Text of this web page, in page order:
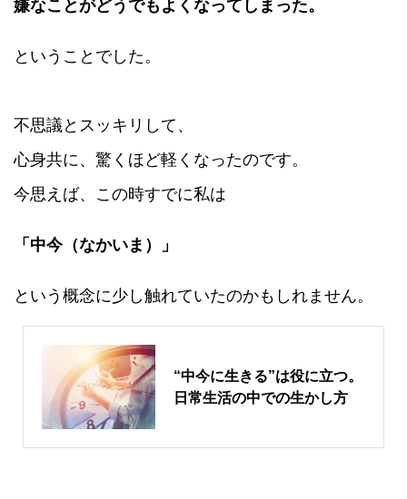
嫌なことがどうでもよくなってしまった。
ということでした。
不思議とスッキリして、
心身共に、驚くほど軽くなったのです。
今思えば、この時すでに私は
「中今（なかいま）」
という概念に少し触れていたのかもしれません。
“中今に生きる”は役に立つ。
日常生活の中での生かし方